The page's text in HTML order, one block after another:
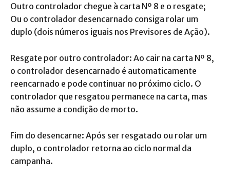
Outro controlador chegue à carta Nº 8 e o resgate;
Ou o controlador desencarnado consiga rolar um
duplo (dois números iguais nos Previsores de Ação).
Resgate por outro controlador: Ao cair na carta Nº 8,
o controlador desencarnado é automaticamente
reencarnado e pode continuar no próximo ciclo. O
controlador que resgatou permanece na carta, mas
não assume a condição de morto.
Fim do desencarne: Após ser resgatado ou rolar um
duplo, o controlador retorna ao ciclo normal da
campanha.